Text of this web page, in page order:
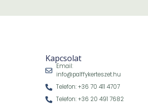
Kapcsolat
Email:
info@palffykerteszet.hu
Telefon: +36 70 411 4707
Telefon: +36 20 491 7682